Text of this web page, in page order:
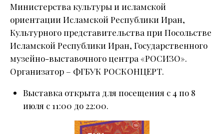
Министерства культуры и исламской
ориентации Исламской Республики Иран,
Культурного представительства при Посольстве
Исламской Республики Иран, Государственного
музейно-выставочного центра «РОСИЗО».
Организатор – ФГБУК РОСКОНЦЕРТ.
Выставка открыта для посещения с 4 по 8
июля с 11:00 до 22:00.